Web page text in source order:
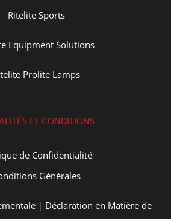
Ritelite Sports
Equipment Solutions
Prolite Lamps
ET CONDITIONS
de Confidentialité
Générales
| Déclaration en Matière de